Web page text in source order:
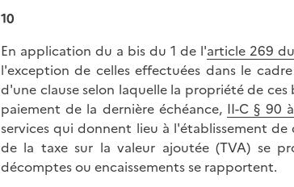
10
En application du a bis du 1 de l'article 269
l'exception de celles effectuées dans le
d'une clause selon laquelle la propriété de
paiement de la dernière échéance, II-C § 90
services qui donnent lieu à l'établissement
de la taxe sur la valeur ajoutée (TVA) se
décomptes ou encaissements se rapportent.